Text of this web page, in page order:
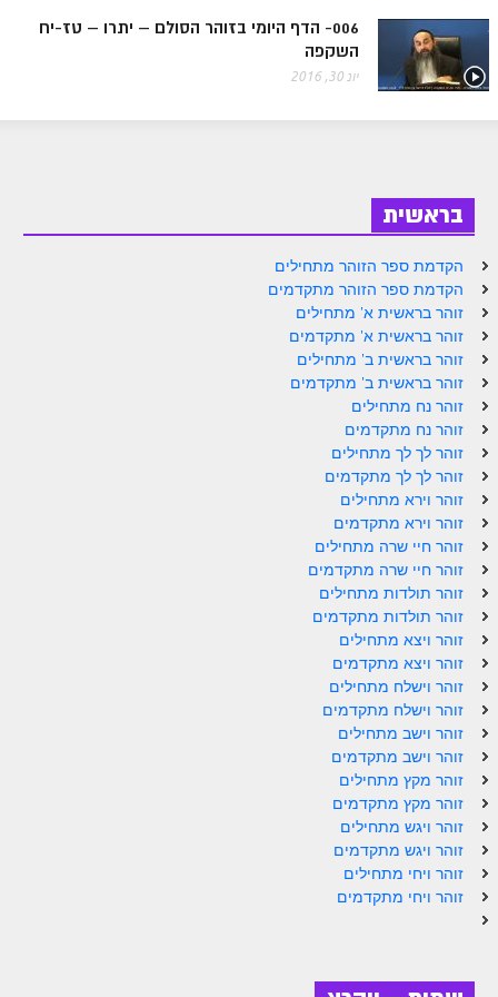
ספר הזוהר בראשית ב' מתחילים
ספר הזוהר בראשית ב' מתקדמים
ספר הזוהר לך לך מתחילים
ספר הזוהר וירא מתחילים
ספר הזוהר וירא מתקדמים
ספר הזוהר חיי שרה מתחילים
ספר הזוהר תולדות מתחילים
ספר הזוהר תולדות מתקדמים
ספר הזוהר ויצא מתחילים
ספר הזוהר ויצא מתקדמים
ספר הזוהר וישלח מתחילים
הזוהר הקדוש וישלח מתקדמים
הזוהר הקדוש וישב מתחילים
הזוהר הקדוש וישב מתקדמים
הזוהר הקדוש מקץ מתחילים
הזוהר הקדוש מקץ מתקדמים
הזוהר הקדוש ויגש מתחילים
הזוהר הקדוש ויגש מתקדמים
006- הדף היומי בזוהר הסולם – יתרו – טז-יח
השקפה
יונ 30, 2016
בראשית
הקדמת ספר הזוהר מתחילים
הקדמת ספר הזוהר מתקדמים
זוהר בראשית א' מתחילים
זוהר בראשית א' מתקדמים
זוהר בראשית ב' מתחילים
זוהר בראשית ב' מתקדמים
זוהר נח מתחילים
זוהר נח מתקדמים
זוהר לך לך מתחילים
זוהר לך לך מתקדמים
זוהר וירא מתחילים
זוהר וירא מתקדמים
זוהר חיי שרה מתחילים
זוהר חיי שרה מתקדמים
זוהר תולדות מתחילים
זוהר תולדות מתקדמים
זוהר ויצא מתחילים
זוהר ויצא מתקדמים
זוהר וישלח מתחילים
זוהר וישלח מתקדמים
זוהר וישב מתחילים
זוהר וישב מתקדמים
זוהר מקץ מתחילים
זוהר מקץ מתקדמים
זוהר ויגש מתחילים
זוהר ויגש מתקדמים
זוהר ויחי מתחילים
זוהר ויחי מתקדמים